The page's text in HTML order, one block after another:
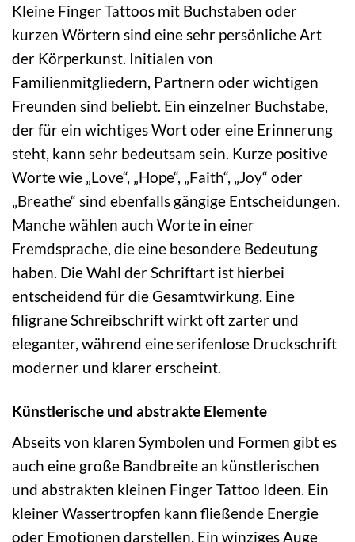
Kleine Finger Tattoos mit Buchstaben oder
kurzen Wörtern sind eine sehr persönliche Art
der Körperkunst. Initialen von
Familienmitgliedern, Partnern oder wichtigen
Freunden sind beliebt. Ein einzelner Buchstabe,
der für ein wichtiges Wort oder eine Erinnerung
steht, kann sehr bedeutsam sein. Kurze positive
Worte wie „Love“, „Hope“, „Faith“, „Joy“ oder
„Breathe“ sind ebenfalls gängige Entscheidungen.
Manche wählen auch Worte in einer
Fremdsprache, die eine besondere Bedeutung
haben. Die Wahl der Schriftart ist hierbei
entscheidend für die Gesamtwirkung. Eine
filigrane Schreibschrift wirkt oft zarter und
eleganter, während eine serifenlose Druckschrift
moderner und klarer erscheint.
Künstlerische und abstrakte Elemente
Abseits von klaren Symbolen und Formen gibt es
auch eine große Bandbreite an künstlerischen
und abstrakten kleinen Finger Tattoo Ideen. Ein
kleiner Wassertropfen kann fließende Energie
oder Emotionen darstellen. Ein winziges Auge